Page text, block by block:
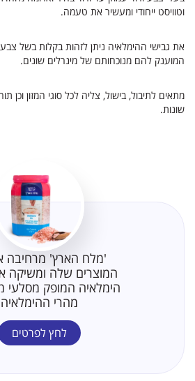
וטוויסט ייחודי ומעשיר את טעמה.
את גבישי ההימלאיה ניתן לזהות בקלות בשל
המוענק להם מנוכחותם של מינרלים שונים.
מתאים לתיבול, בישול, צליה לכל סוגי המזון וכן
שונות.
'מלח הארץ' מרחיבה
המוצרים שלה ומשיקה
הימלאיה המופק מסלעי
מהרי ההימלאיה
לחץ לפרטים